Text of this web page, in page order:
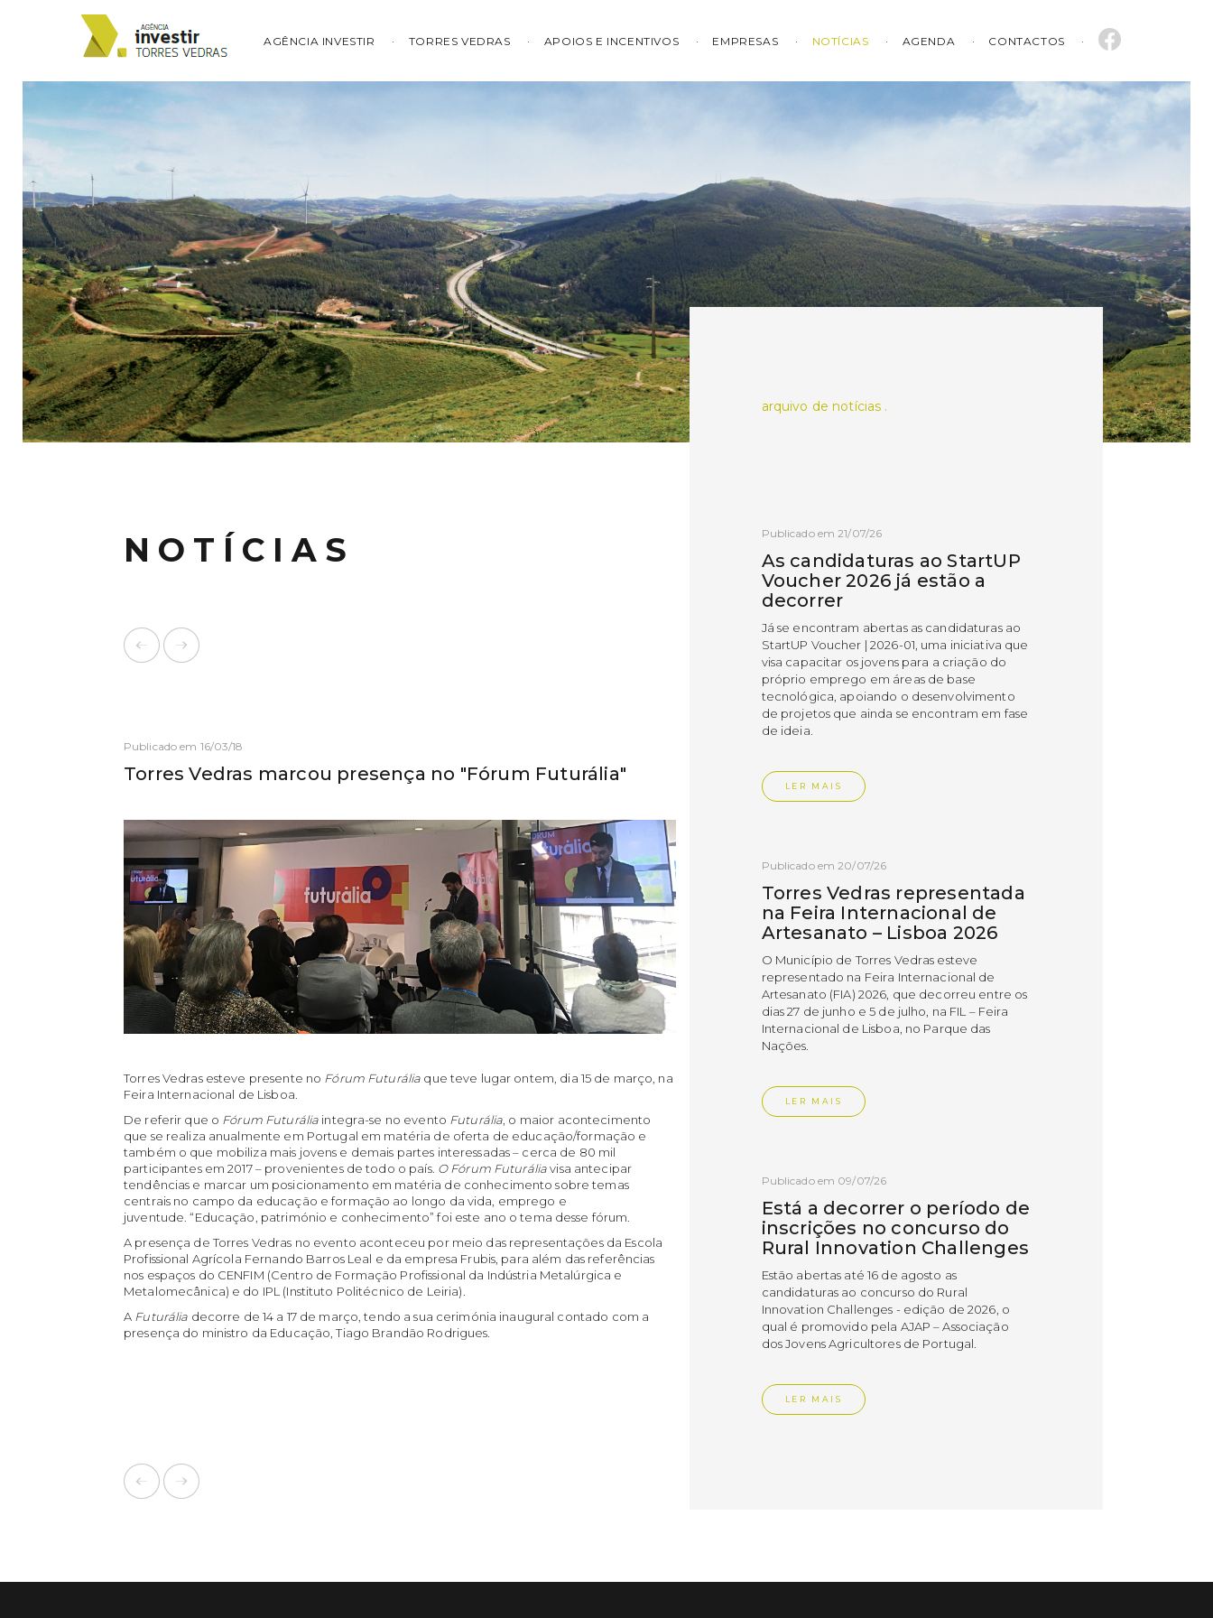
AGÊNCIA INVESTIR TORRES VEDRAS APOIOS E INCENTIVOS EMPRESAS NOTÍCIAS AGENDA CONTACTOS
NOTÍCIAS
Publicado em 16/03/18
Torres Vedras marcou presença no "Fórum Futurália"
Torres Vedras esteve presente no Fórum Futurália que teve lugar ontem, dia 15 de março, na
Feira Internacional de Lisboa.
De referir que o Fórum Futurália integra-se no evento Futurália , o maior acontecimento
que se realiza anualmente em Portugal em matéria de oferta de educação/formação e
também o que mobiliza mais jovens e demais partes interessadas – cerca de 80 mil
participantes em 2017 – provenientes de todo o país. O Fórum Futuráliavisa antecipar
tendências e marcar um posicionamento em matéria de conhecimento sobre temas
centrais no campo da educação e formação ao longo da vida, emprego e
juventude. “Educação, património e conhecimento” foi este ano o tema desse fórum.
A presença de Torres Vedras no evento aconteceu por meio das representações da Escola
Profissional Agrícola Fernando Barros Leal e da empresa Frubis, para além das referências
nos espaços do CENFIM (Centro de Formação Profissional da Indústria Metalúrgica e
Metalomecânica) e do IPL (Instituto Politécnico de Leiria).
A Futurália decorre de 14 a 17 de março, tendo a sua cerimónia inaugural contado com a
presença do ministro da Educação, Tiago Brandão Rodrigues.
arquivo de notícias .
Publicado em 21/07/26
As candidaturas ao StartUP
Voucher 2026 já estão a
decorrer
Já se encontram abertas as candidaturas ao
StartUP Voucher | 2026-01, uma iniciativa que
visa capacitar os jovens para a criação do
próprio emprego em áreas de base
tecnológica, apoiando o desenvolvimento
de projetos que ainda se encontram em fase
de ideia.
LER MAIS
Publicado em 20/07/26
Torres Vedras representada
na Feira Internacional de
Artesanato – Lisboa 2026
O Município de Torres Vedras esteve
representado na Feira Internacional de
Artesanato (FIA) 2026, que decorreu entre os
dias 27 de junho e 5 de julho, na FIL – Feira
Internacional de Lisboa, no Parque das
Nações.
LER MAIS
Publicado em 09/07/26
Está a decorrer o período de
inscrições no concurso do
Rural Innovation Challenges
Estão abertas até 16 de agosto as
candidaturas ao concurso do Rural
Innovation Challenges - edição de 2026, o
qual é promovido pela AJAP – Associação
dos Jovens Agricultores de Portugal.
LER MAIS